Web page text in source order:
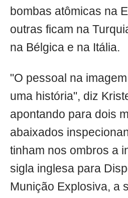
bombas atômicas na
outras ficam na
na Bélgica e na Itália.
"O pessoal na
uma história", diz
apontando para dois
abaixados
tinham nos ombros a
sigla inglesa para
Munição Explosiva, a